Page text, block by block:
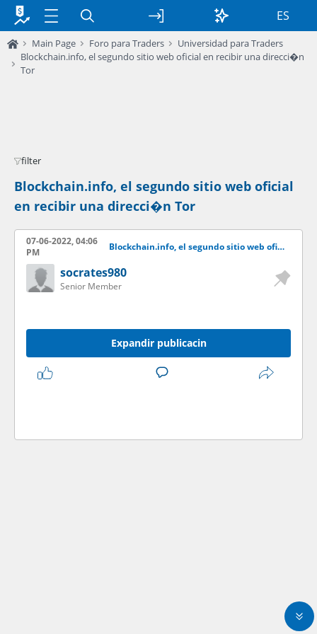
ES
Main Page Foro para Traders
Universidad para Traders
Blockchain.info, el segundo sitio web oficial en recibir una direcci�n
Tor
filter
Blockchain.info, el segundo sitio web oficial
en recibir una direcci�n Tor
07-06-2022, 04:06
PM
Blockchain.info, el segundo sitio web oficial en recibir una direccin Tor
socrates980
Senior Member
Expandir publicacin